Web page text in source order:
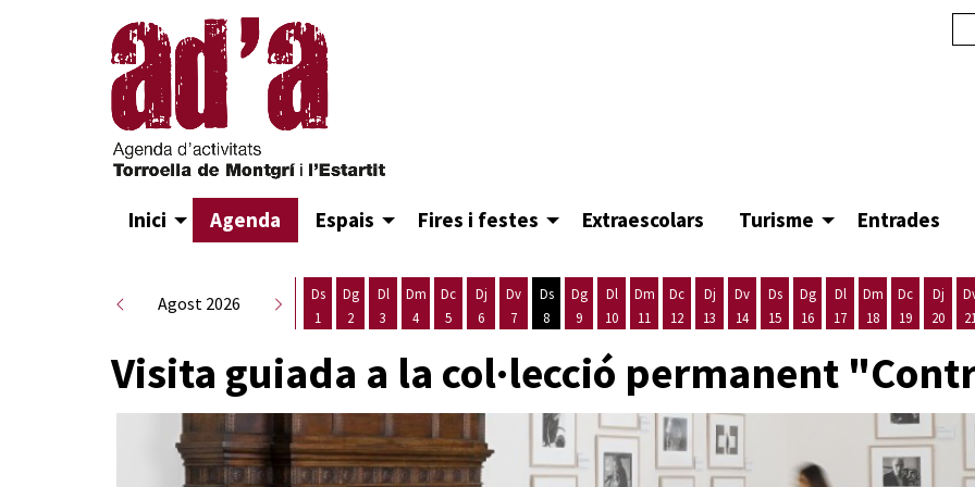
Inici Agenda Espais Fires i festes Extraescolars Turisme Entrades
Agost 2026
Ds
1
Dg
2
Dl
3
Dm
4
Dc
5
Dj
6
Dv
7
Ds
8
Dg
9
Dl
10
Dm
11
Dc
12
Dj
13
Dv
14
Ds
15
Dg
16
Dl
17
Dm
18
Dc
19
Dj
20
Visita guiada a la col·lecció permanent